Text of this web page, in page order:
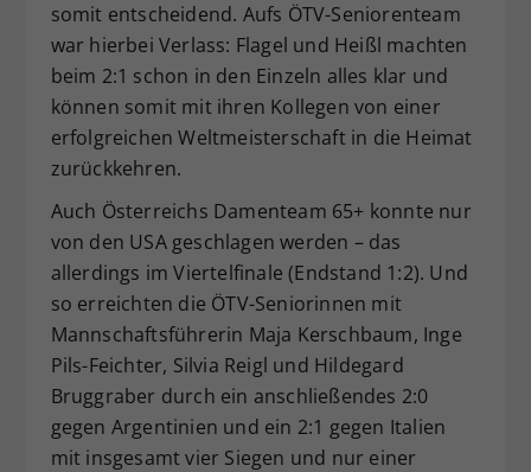
somit entscheidend. Aufs ÖTV-Seniorenteam
war hierbei Verlass: Flagel und Heißl machten
beim 2:1 schon in den Einzeln alles klar und
können somit mit ihren Kollegen von einer
erfolgreichen Weltmeisterschaft in die Heimat
zurückkehren.
Auch Österreichs Damenteam 65+ konnte nur
von den USA geschlagen werden – das
allerdings im Viertelfinale (Endstand 1:2). Und
so erreichten die ÖTV-Seniorinnen mit
Mannschaftsführerin Maja Kerschbaum, Inge
Pils-Feichter, Silvia Reigl und Hildegard
Bruggraber durch ein anschließendes 2:0
gegen Argentinien und ein 2:1 gegen Italien
mit insgesamt vier Siegen und nur einer